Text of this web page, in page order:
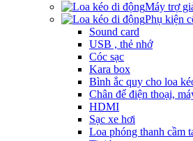
Máy trợ
Phụ kiện
Sound card
USB , thẻ nhớ
Cóc sạc
Kara box
Bình ắc quy cho loa
Chân để điện thoại,
HDMI
Sạc xe hơi
Loa phóng thanh cầm